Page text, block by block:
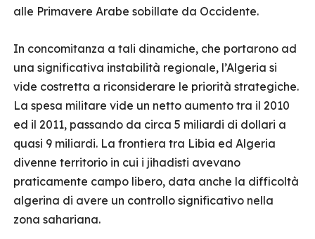
alle Primavere Arabe sobillate da Occidente.
In concomitanza a tali dinamiche, che portarono ad
una significativa instabilità regionale, l’Algeria si
vide costretta a riconsiderare le priorità strategiche.
La spesa militare vide un netto aumento tra il 2010
ed il 2011, passando da circa 5 miliardi di dollari a
quasi 9 miliardi. La frontiera tra Libia ed Algeria
divenne territorio in cui i jihadisti avevano
praticamente campo libero, data anche la difficoltà
algerina di avere un controllo significativo nella
zona sahariana.